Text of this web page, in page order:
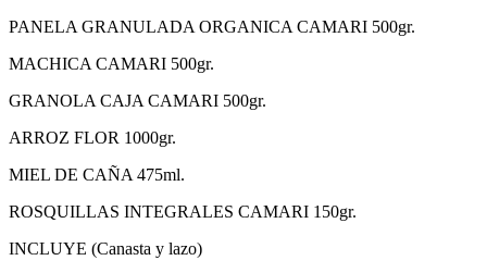
PANELA GRANULADA ORGANICA CAMARI 500gr.
MACHICA CAMARI 500gr.
GRANOLA CAJA CAMARI 500gr.
ARROZ FLOR 1000gr.
MIEL DE CAÑA 475ml.
ROSQUILLAS INTEGRALES CAMARI 150gr.
INCLUYE (Canasta y lazo)